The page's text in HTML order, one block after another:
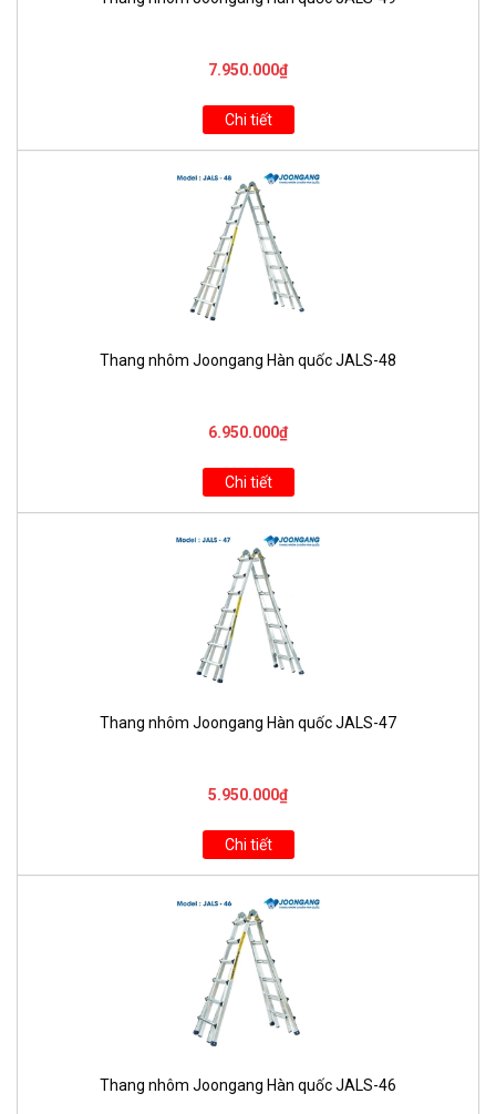
7.950.000₫
Chi tiết
Thang nhôm Joongang Hàn quốc JALS-48
6.950.000₫
Chi tiết
Thang nhôm Joongang Hàn quốc JALS-47
5.950.000₫
Chi tiết
Thang nhôm Joongang Hàn quốc JALS-46